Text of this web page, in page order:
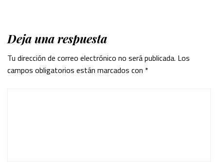
Deja una respuesta
Tu dirección de correo electrónico no será publicada. Los
campos obligatorios están marcados con *